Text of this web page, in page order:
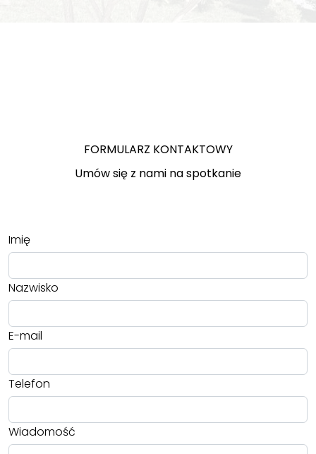
FORMULARZ KONTAKTOWY
Umów się z nami na spotkanie
Imię
Nazwisko
E-mail
Telefon
Wiadomość